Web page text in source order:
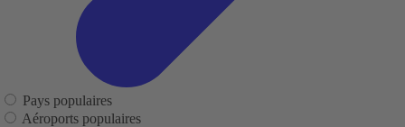
Pays populaires
Aéroports populaires